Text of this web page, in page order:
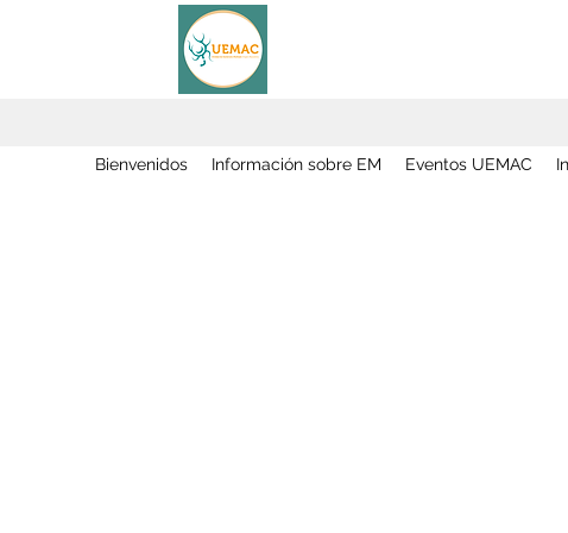
Bienvenidos Información sobre EM Eventos UEMAC